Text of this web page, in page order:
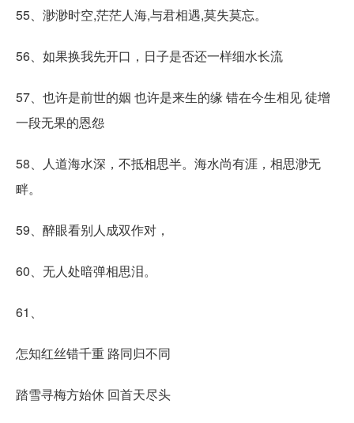
55、渺渺时空,茫茫人海,与君相遇,莫失莫忘。
56、如果换我先开口，日子是否还一样细水长流
57、也许是前世的姻 也许是来生的缘 错在今生相见 徒增
一段无果的恩怨
58、人道海水深，不抵相思半。海水尚有涯，相思渺无
畔。
59、醉眼看别人成双作对，
60、无人处暗弹相思泪。
61、
怎知红丝错千重 路同归不同
踏雪寻梅方始休 回首天尽头